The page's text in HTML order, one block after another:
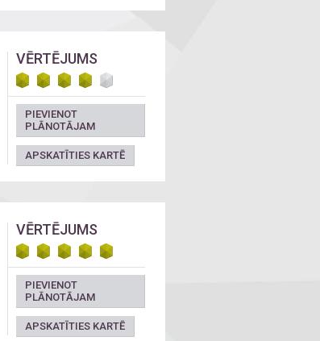
VĒRTĒJUMS
PIEVIENOT
PLĀNOTĀJAM
APSKATĪTIES KARTĒ
VĒRTĒJUMS
PIEVIENOT
PLĀNOTĀJAM
APSKATĪTIES KARTĒ